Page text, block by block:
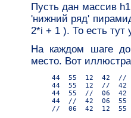
Пусть дан массив
'нижний ряд'
2*i + 1 ). То есть тут
Hа каждом шаге
место. Вот
44  55  12  42  //
44  55  12  //  42
44  55  //  06  42
44  //  42  06  55